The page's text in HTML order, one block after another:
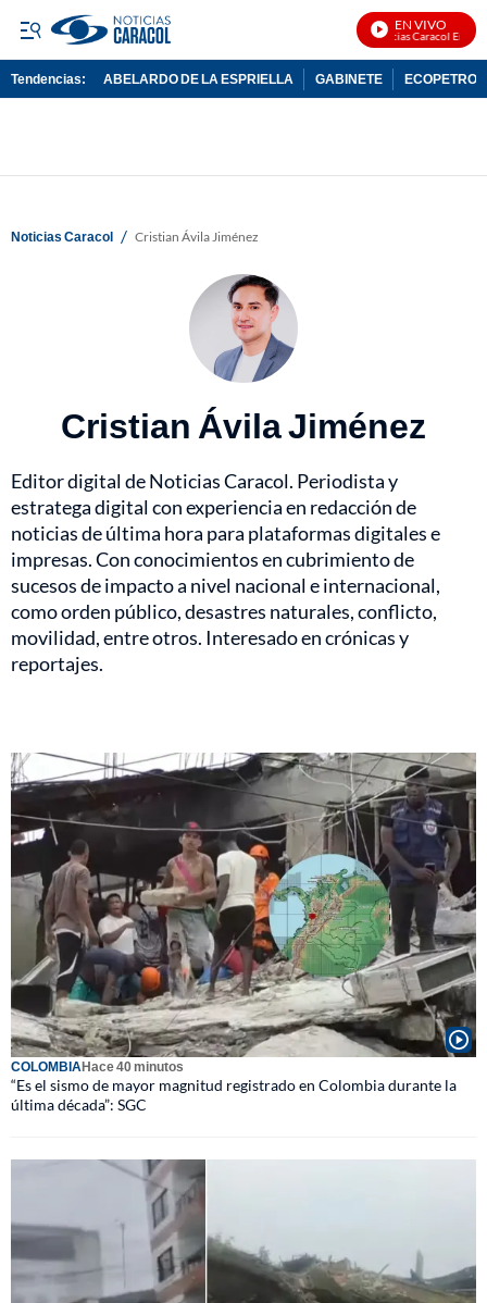
EN VIVO
Noticias Caracol En Vivo
Tendencias: ABELARDO DE LA ESPRIELLA GABINETE ECOPETROL
Noticias Caracol / Cristian Ávila Jiménez
Cristian Ávila Jiménez
Editor digital de Noticias Caracol. Periodista y
estratega digital con experiencia en redacción de
noticias de última hora para plataformas digitales e
impresas. Con conocimientos en cubrimiento de
sucesos de impacto a nivel nacional e internacional,
como orden público, desastres naturales, conflicto,
movilidad, entre otros. Interesado en crónicas y
reportajes.
COLOMBIAHace 40 minutos
“Es el sismo de mayor magnitud registrado en Colombia durante la
última década”: SGC